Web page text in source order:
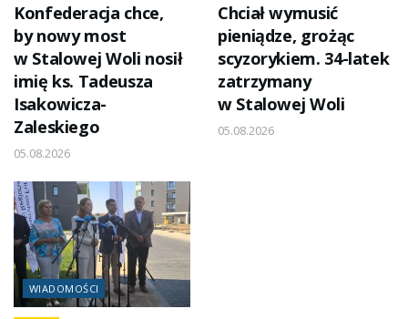
Konfederacja chce,
by nowy most
w Stalowej Woli nosił
imię ks. Tadeusza
Isakowicza-
Zaleskiego
05.08.2026
Chciał wymusić
pieniądze, grożąc
scyzorykiem. 34-latek
zatrzymany
w Stalowej Woli
05.08.2026
WIADOMOŚCI